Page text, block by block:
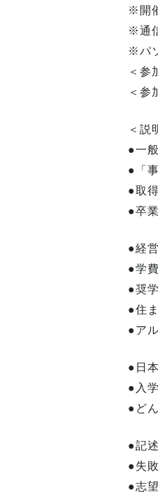
※開
※通
※パ
＜
＜参
＜説
●一
●「
●取
●卒
●経
●学
●奨
●住
●ア
●日
●入
●ど
●記
●失
●志